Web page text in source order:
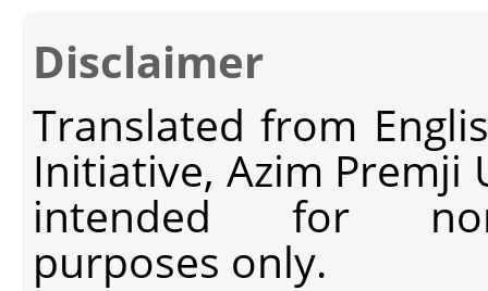
Disclaimer
Translated from
Initiative, Azim Premji
intended for non-
purposes only.